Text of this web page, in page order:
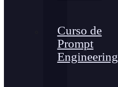
Curso de
Prompt
Engineering